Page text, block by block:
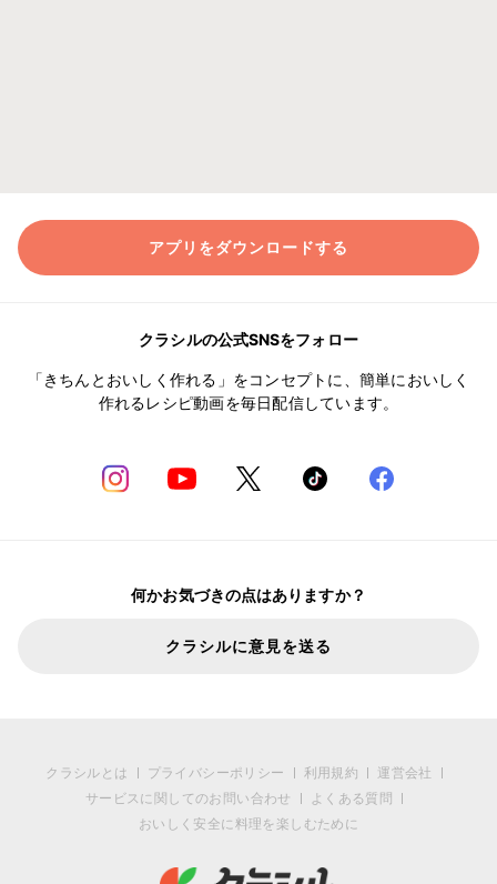
アプリをダウンロードする
クラシルの公式SNSをフォロー
「きちんとおいしく作れる」をコンセプトに、簡単においしく
作れるレシピ動画を毎日配信しています。
何かお気づきの点はありますか？
クラシルに意見を送る
クラシルとは プライバシーポリシー 利用規約
運営会社
サービスに関してのお問い合わせ
よくある質問
おいしく安全に料理を楽しむために